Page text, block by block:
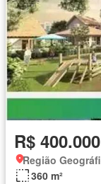
R$ 400.000
Região
360 m²